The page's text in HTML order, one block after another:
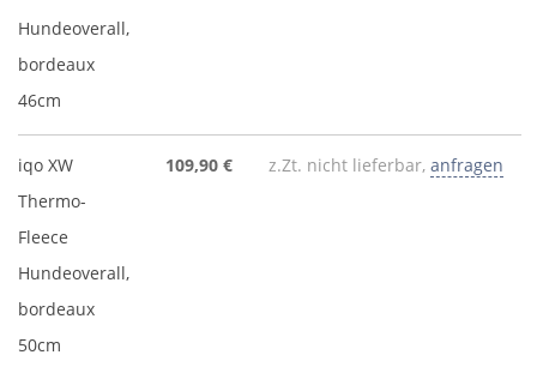
Hundeoverall,
bordeaux
46cm
iqo XW
Thermo-
Fleece
Hundeoverall,
bordeaux
50cm
109,90 € z.Zt. nicht lieferbar, anfragen